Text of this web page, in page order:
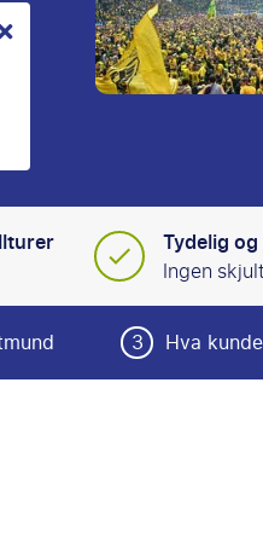
Tydelig
Ingen
3 Hva